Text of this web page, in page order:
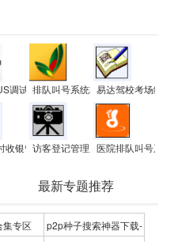
调试工具(modscan32)
排队叫号系统软件易达驾校考场练
收银管理系统软件
访客登记管理系统软件医院排队叫号系
最新专题推荐
集专区
p2p种子搜索神器下载-